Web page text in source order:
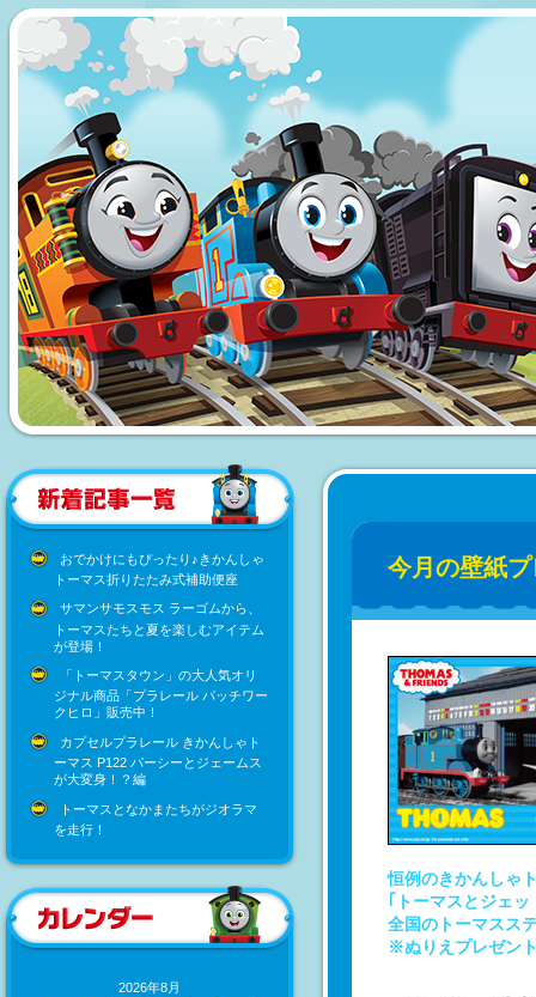
おでかけにもぴったり♪きかんしゃ
トーマス折りたたみ式補助便座
サマンサモスモス ラーゴムから、
トーマスたちと夏を楽しむアイテム
が登場！
「トーマスタウン」の大人気オリ
ジナル商品「プラレール パッチワー
クヒロ」販売中！
カプセルプラレール きかんしゃト
ーマス P122 パーシーとジェームス
が大変身！？編
トーマスとなかまたちがジオラマ
を走行！
2026年8月
今月の壁紙
恒例のきかんしゃ
｢トーマスとジェ
全国のトーマスス
※ぬりえプレゼン